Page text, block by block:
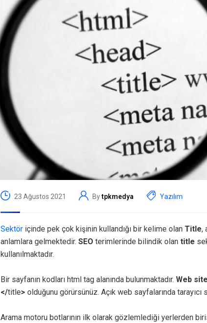
23 Ağustos 2021 Bytpkmedya Yazılım
Sektör içinde pek çok kişinin kullandığı bir kelime olan Title,
anlamlara gelmektedir. SEO terimlerinde bilindik olan title
kullanılmaktadır.
Bir sayfanın kodları html tag alanında bulunmaktadır. Web
</title> olduğunu görürsünüz. Açık web sayfalarında
Arama motoru botlarının ilk olarak gözlemlediği yerlerden